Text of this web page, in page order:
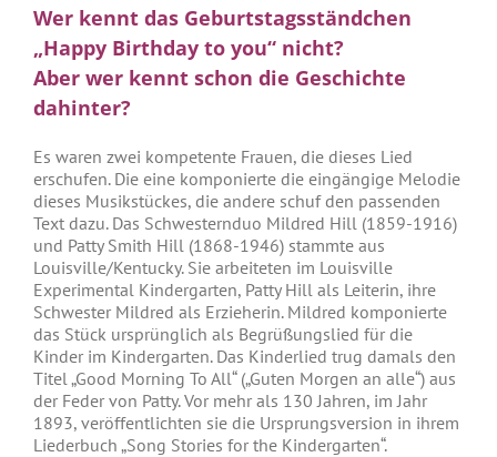
Wer kennt das Geburtstagsständchen
„Happy Birthday to you“ nicht?
Aber wer kennt schon die Geschichte
dahinter?
Es waren zwei kompetente Frauen, die dieses Lied
erschufen. Die eine komponierte die eingängige Melodie
dieses Musikstückes, die andere schuf den passenden
Text dazu. Das Schwesternduo Mildred Hill (1859-1916)
und Patty Smith Hill (1868-1946) stammte aus
Louisville/Kentucky. Sie arbeiteten im Louisville
Experimental Kindergarten, Patty Hill als Leiterin, ihre
Schwester Mildred als Erzieherin. Mildred komponierte
das Stück ursprünglich als Begrüßungslied für die
Kinder im Kindergarten. Das Kinderlied trug damals den
Titel „Good Morning To All“ („Guten Morgen an alle“) aus
der Feder von Patty. Vor mehr als 130 Jahren, im Jahr
1893, veröffentlichten sie die Ursprungsversion in ihrem
Liederbuch „Song Stories for the Kindergarten“.